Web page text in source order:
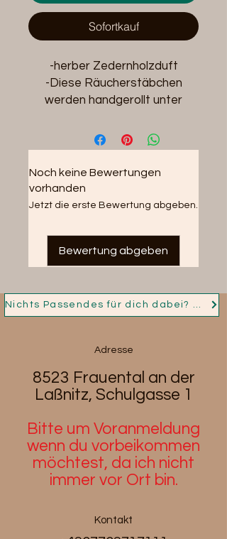
Sofortkauf
-herber Zedernholzduft
-Diese Räucherstäbchen
werden handgerollt unter
-Fair Trade
- 10 Stk. Räucherstäbchen pro
Packung
- Brenndauer ca. 30min
Noch keine Bewertungen
vorhanden
Jetzt die erste Bewertung abgeben.
Bewertung abgeben
Nichts Passendes für dich dabei? Dann nimm jetzt Kontakt auf und ich fertige für dich dein Persönliches Schmuckstück!
Adresse
8523 Frauental an der
Laßnitz, Schulgasse 1
Bitte um Voranmeldung
wenn du vorbeikommen
möchtest, da ich nicht
immer vor Ort bin.
Kontakt